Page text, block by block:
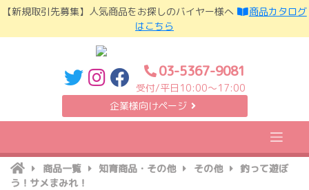
Skip
content
【新規取引先募集】人気商品をお探しのバイヤー様へ
商品カタログ
はこちら
03-5367-9081
受付/平日10:00〜17:00
企業様向けページ
商品一覧 知育商品・その他 その他
釣って遊ぼ
う！サメまみれ！